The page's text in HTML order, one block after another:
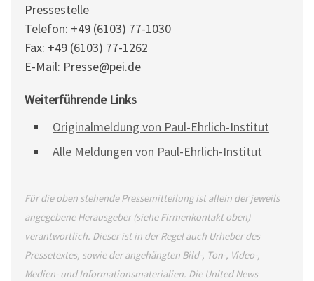
Pressestelle
Telefon: +49 (6103) 77-1030
Fax: +49 (6103) 77-1262
E-Mail: Presse@pei.de
Weiterführende Links
Originalmeldung von Paul-Ehrlich-Institut
Alle Meldungen von Paul-Ehrlich-Institut
Für die oben stehende Pressemitteilung ist allein der jeweils
angegebene Herausgeber (siehe Firmenkontakt oben)
verantwortlich. Dieser ist in der Regel auch Urheber des
Pressetextes, sowie der angehängten Bild-, Ton-, Video-,
Medien- und Informationsmaterialien. Die United News